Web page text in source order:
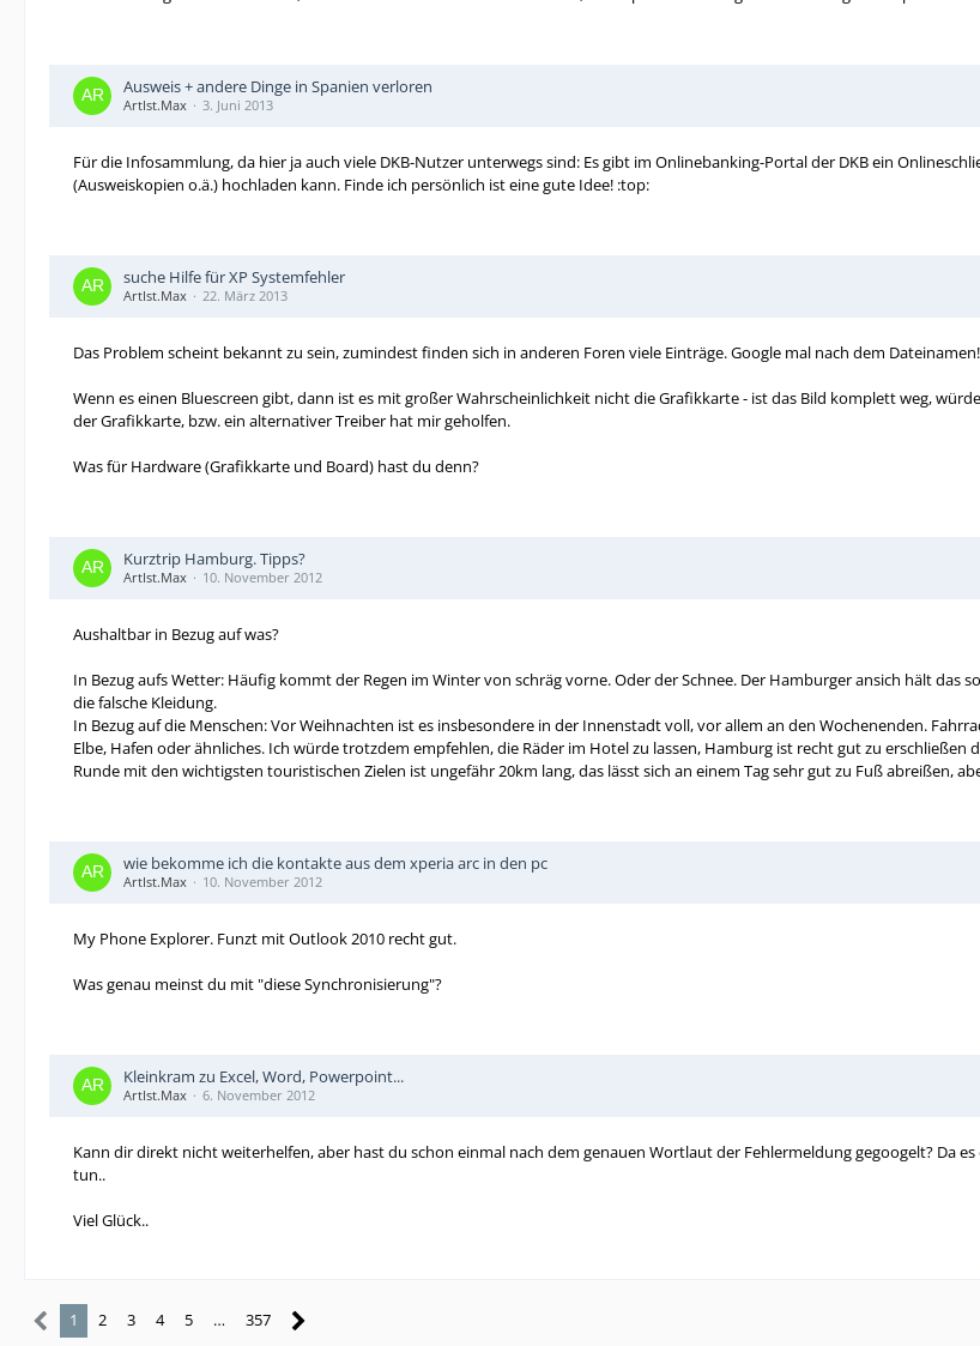
Ausweis + andere Dinge in Spanien verloren
ArtIst.Max 3. Juni 2013
Für die Infosammlung, da hier ja auch viele DKB-Nutzer unterwegs sind: Es gibt im Onlinebanking-Portal der DKB ein
(Ausweiskopien o.ä.) hochladen kann. Finde ich persönlich ist eine gute Idee! :top:
suche Hilfe für XP Systemfehler
ArtIst.Max 22. März 2013
Das Problem scheint bekannt zu sein, zumindest finden sich in anderen Foren viele Einträge. Google mal nach dem Dateinamen!
Wenn es einen Bluescreen gibt, dann ist es mit großer Wahrscheinlichkeit nicht die Grafikkarte - ist das Bild komplett weg,
der Grafikkarte, bzw. ein alternativer Treiber hat mir geholfen.
Was für Hardware (Grafikkarte und Board) hast du denn?
Kurztrip Hamburg. Tipps?
ArtIst.Max 10. November 2012
Aushaltbar in Bezug auf was?
In Bezug aufs Wetter: Häufig kommt der Regen im Winter von schräg vorne. Oder der Schnee. Der Hamburger ansich hält das
die falsche Kleidung.
In Bezug auf die Menschen: Vor Weihnachten ist es insbesondere in der Innenstadt voll, vor allem an den Wochenenden.
Elbe, Hafen oder ähnliches. Ich würde trotzdem empfehlen, die Räder im Hotel zu lassen, Hamburg ist recht gut zu
Runde mit den wichtigsten touristischen Zielen ist ungefähr 20km lang, das lässt sich an einem Tag sehr gut zu Fuß abreißen,
wie bekomme ich die kontakte aus dem xperia arc in den pc
ArtIst.Max 10. November 2012
My Phone Explorer. Funzt mit Outlook 2010 recht gut.
Was genau meinst du mit "diese Synchronisierung"?
Kleinkram zu Excel, Word, Powerpoint...
ArtIst.Max 6. November 2012
Kann dir direkt nicht weiterhelfen, aber hast du schon einmal nach dem genauen Wortlaut der Fehlermeldung gegoogelt? Da
tun..
Viel Glück..
1 2 3 4 5 … 357